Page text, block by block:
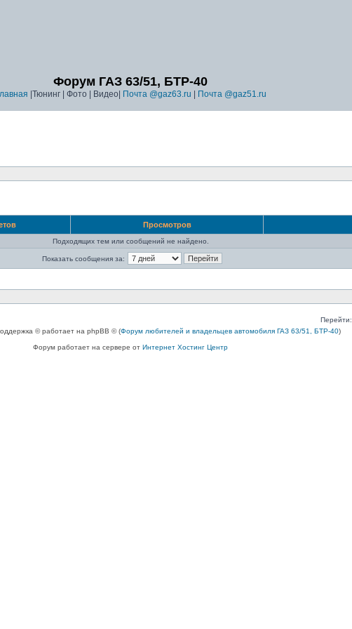
Форум ГАЗ 63/51, БТР-40
|Тюнинг | Фото | Видео| Почта @gaz63.ru Почта @gaz51.ru
Просмотров
Подходящих тем или сообщений не найдено.
Показать сообщения за:
Перейти:
© работает на phpBB © (Форум любителей и владельцев автомобиля ГАЗ 63/51, БТР-40)
Форум работает на сервере от Интернет Хостинг Центр